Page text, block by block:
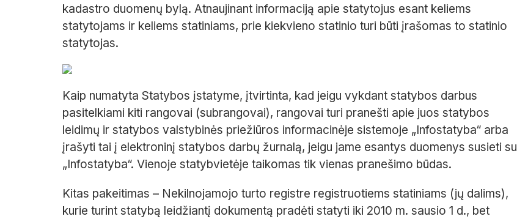
kadastro duomenų bylą. Atnaujinant informaciją apie statytojus esant keliems
statytojams ir keliems statiniams, prie kiekvieno statinio turi būti įrašomas to statinio
statytojas.
Kaip numatyta Statybos įstatyme, įtvirtinta, kad jeigu vykdant statybos darbus
pasitelkiami kiti rangovai (subrangovai), rangovai turi pranešti apie juos statybos
leidimų ir statybos valstybinės priežiūros informacinėje sistemoje „Infostatyba“ arba
įrašyti tai į elektroninį statybos darbų žurnalą, jeigu jame esantys duomenys susieti su
„Infostatyba“. Vienoje statybvietėje taikomas tik vienas pranešimo būdas.
Kitas pakeitimas – Nekilnojamojo turto registre registruotiems statiniams (jų dalims),
kurie turint statybą leidžiantį dokumentą pradėti statyti iki 2010 m. sausio 1 d., bet